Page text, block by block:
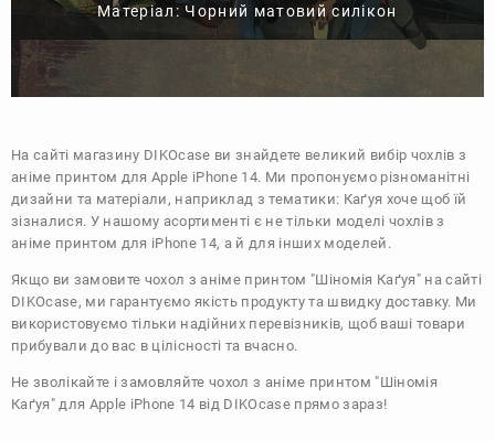
Матеріал: Чорний матовий силікон
На сайті магазину DIKOcase ви знайдете великий вибір чохлів з
аніме принтом для Apple iPhone 14. Ми пропонуємо різноманітні
дизайни та матеріали, наприклад з тематики: Каґуя хоче щоб їй
зізналися. У нашому асортименті є не тільки моделі чохлів з
аніме принтом для iPhone 14, а й для інших моделей.
Якщо ви замовите чохол з аніме принтом "Шіномія Каґуя" на сайті
DIKOcase, ми гарантуємо якість продукту та швидку доставку. Ми
використовуємо тільки надійних перевізників, щоб ваші товари
прибували до вас в цілісності та вчасно.
Не зволікайте і замовляйте чохол з аніме принтом "Шіномія
Каґуя" для Apple iPhone 14 від DIKOcase прямо зараз!